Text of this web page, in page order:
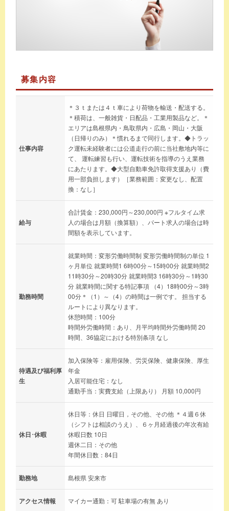
募集内容
仕事内容
＊３ｔまたは４ｔ車により荷物を輸送・配送する。
＊積荷は、一般雑貨・日配品・工業用製品など。＊
エリアは島根県内・鳥取県内・広島・岡山・大阪
（日帰りのみ）＊慣れるまで同行します。◆トラッ
ク運転未経験者には公道走行の前に当社敷地内等に
て、 運転練習も行い、運転技術を指導のうえ業務
にあたります。◆大型自動車免許取得支援あり（費
用一部負担します）［業務範囲：変更なし、配置
換：なし］
給与
合計賃金：230,000円～230,000円 ※フルタイム求
人の場合は月額（換算額）、パート求人の場合は時
間額を表示しています。
勤務時間
就業時間：変形労働時間制 変形労働時間制の単位 1
ヶ月単位 就業時間1 6時00分～15時00分 就業時間2
11時30分～20時30分 就業時間3 16時30分～1時30
分 就業時間に関する特記事項 （4）18時00分～3時
00分＊（1）～（4）の時間は一例です。 担当する
ルートにより異なります。
休憩時間：100分
時間外労働時間：あり、月平均時間外労働時間 20
時間、36協定における特別条項 なし
待遇及び福利厚
生
加入保険等：雇用保険、労災保険、健康保険、厚生
年金
入居可能住宅：なし
通勤手当：実費支給（上限あり） 月額 10,000円
休日･休暇
休日等：休日 日曜日，その他、その他 ＊４週６休
（シフトは相談のうえ）、６ヶ月経過後の年次有給
休暇日数 10日
週休二日：その他
年間休日数：84日
勤務地 島根県 安来市
アクセス情報 マイカー通勤：可 駐車場の有無 あり